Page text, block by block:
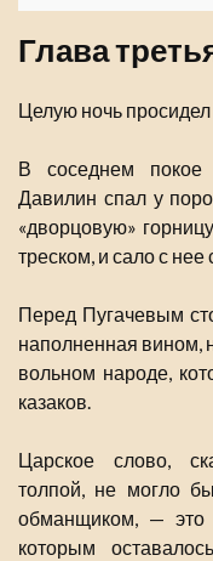
Глава
Целую ночь
В соседнем покое
Давилин спал у
«дворцовую»
треском, и сало с нее
Перед Пугачевым
наполненная вином,
вольном народе,
казаков.
Царское слово,
толпой, не могло
обманщиком, — это
которым